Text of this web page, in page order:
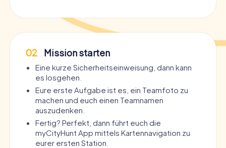
02 Mission starten
Eine kurze Sicherheitseinweisung, dann kann
es losgehen.
Eure erste Aufgabe ist es, ein Teamfoto zu
machen und euch einen Teamnamen
auszudenken.
Fertig? Perfekt, dann führt euch die
myCityHunt App mittels Kartennavigation zu
eurer ersten Station.